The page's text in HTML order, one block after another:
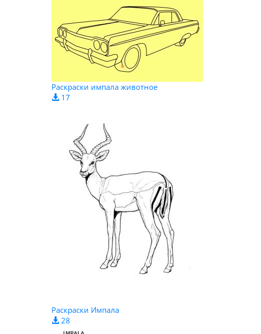
Раскраски импала животное
17
Раскраски Импала
28